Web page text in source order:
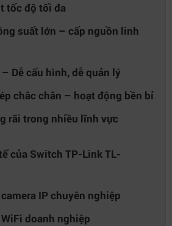
tốc độ tối đa
suất lớn – cấp nguồn linh
Dễ cấu hình, dễ quản lý
chắc chắn – hoạt động bền bỉ
rãi trong nhiều lĩnh vực
của Switch TP-Link TL-
IP chuyên nghiệp
doanh nghiệp